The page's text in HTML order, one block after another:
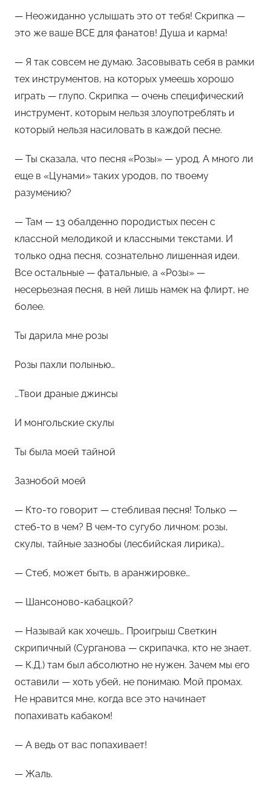
— Неожиданно услышать это от тебя! Скрипка —
это же ваше ВСЕ для фанатов! Душа и карма!
— Я так совсем не думаю. Засовывать себя в рамки
тех инструментов, на которых умеешь хорошо
играть — глупо. Скрипка — очень специфический
инструмент, которым нельзя злоупотреблять и
который нельзя насиловать в каждой песне.
— Ты сказала, что песня «Розы» — урод. А много ли
еще в «Цунами» таких уродов, по твоему
разумению?
— Там — 13 обалденно породистых песен с
классной мелодикой и классными текстами. И
только одна песня, сознательно лишенная идеи.
Все остальные — фатальные, а «Розы» —
несерьезная песня, в ней лишь намек на флирт, не
более.
Ты дарила мне розы
Розы пахли полынью…
…Твои драные джинсы
И монгольские скулы
Ты была моей тайной
Зазнобой моей
— Кто-то говорит — стебливая песня! Только —
стеб-то в чем? В чем-то сугубо личном: розы,
скулы, тайные зазнобы (лесбийская лирика)…
— Стеб, может быть, в аранжировке…
— Шансоново-кабацкой?
— Называй как хочешь… Проигрыш Светкин
скрипичный (Сурганова — скрипачка, кто не знает.
— К.Д.) там был абсолютно не нужен. Зачем мы его
оставили — хоть убей, не понимаю. Мой промах.
Не нравится мне, когда все это начинает
попахивать кабаком!
— А ведь от вас попахивает!
— Жаль.